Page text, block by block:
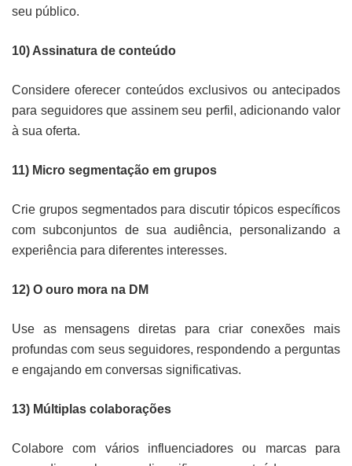
seu público.
10) Assinatura de conteúdo
Considere oferecer conteúdos exclusivos ou antecipados
para seguidores que assinem seu perfil, adicionando valor
à sua oferta.
11) Micro segmentação em grupos
Crie grupos segmentados para discutir tópicos específicos
com subconjuntos de sua audiência, personalizando a
experiência para diferentes interesses.
12) O ouro mora na DM
Use as mensagens diretas para criar conexões mais
profundas com seus seguidores, respondendo a perguntas
e engajando em conversas significativas.
13) Múltiplas colaborações
Colabore com vários influenciadores ou marcas para